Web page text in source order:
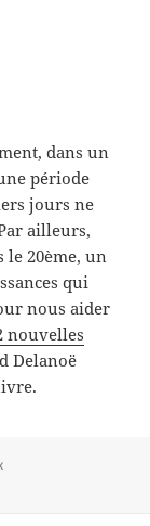
dans un
période
jours ne
ailleurs,
le 20ème, un
qui
nous aider
nouvelles
Delanoë